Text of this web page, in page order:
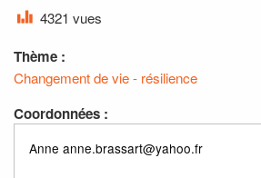
4321 vues
Thème :
Changement de vie - résilience
Coordonnées :
Anne anne.brassart@yahoo.fr